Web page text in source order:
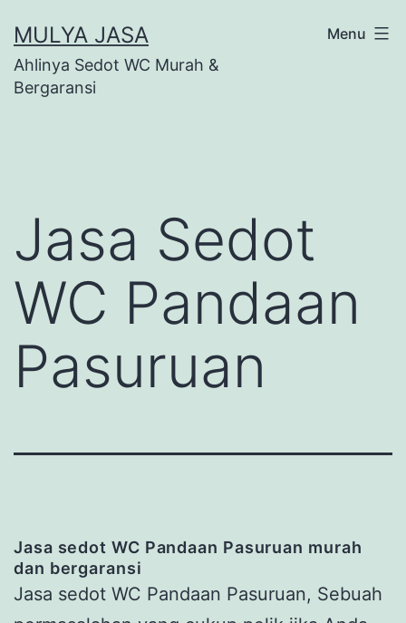
to
content
MULYA JASA
Ahlinya Sedot WC Murah &
Bergaransi
Menu
Jasa Sedot
WC Pandaan
Pasuruan
Jasa sedot WC Pandaan Pasuruan murah
dan bergaransi
Jasa sedot WC Pandaan Pasuruan, Sebuah